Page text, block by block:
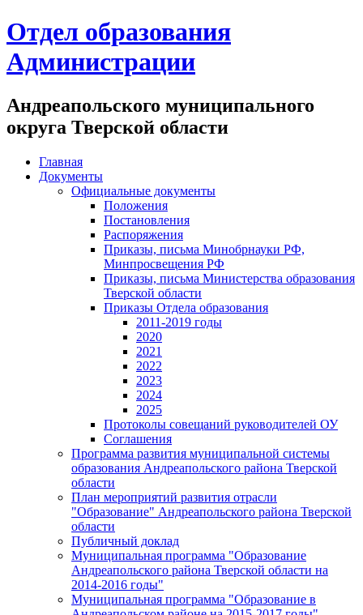
Отдел образования
Администрации
Андреапольского муниципального
округа Тверской области
Главная
Документы
Официальные документы
Положения
Постановления
Распоряжения
Приказы, письма Минобрнауки РФ,
Минпросвещения РФ
Приказы, письма Министерства образования
Тверской области
Приказы Отдела образования
2011-2019 годы
2020
2021
2022
2023
2024
2025
Протоколы совещаний руководителей ОУ
Соглашения
Программа развития муниципальной системы
образования Андреапольского района Тверской
области
План мероприятий развития отрасли
"Образование" Андреапольского района Тверской
области
Публичный доклад
Муниципальная программа "Образование
Андреапольского района Тверской области на
2014-2016 годы"
Муниципальная программа "Образование в